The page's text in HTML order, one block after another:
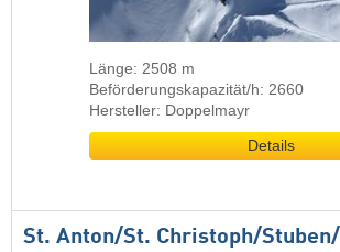
Länge: 2508 m
Beförderungskapazität/h: 2660
Hersteller: Doppelmayr
Details
St. Anton/​St. Christoph/​Stuben/​